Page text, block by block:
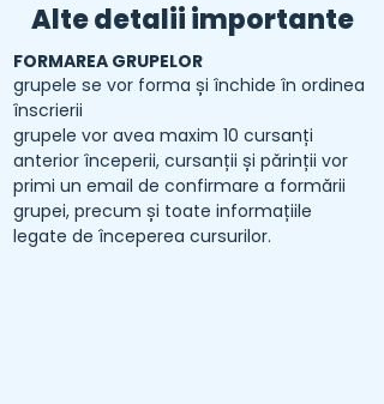
Alte detalii importante
FORMAREA GRUPELOR
grupele se vor forma și închide în ordinea
înscrierii
grupele vor avea maxim 10 cursanți
anterior începerii, cursanții și părinții vor
primi un email de confirmare a formării
grupei, precum și toate informațiile
legate de începerea cursurilor.